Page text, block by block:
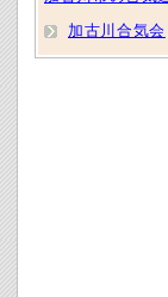
加古川合気会